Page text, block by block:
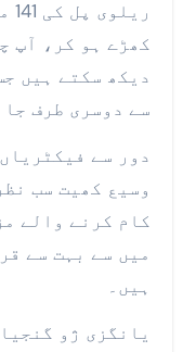
ریلوی پل کی 141 میٹر اونچی مین ٹاور
کھڑے ہو کر، آپ
دیکھ سکتے ہیں
سے دوسری طرف جا
دور سے
وسیع کھیت سب
کام کرنے والے
میں سے بہت سے
ہیں۔
یانگزی ژو